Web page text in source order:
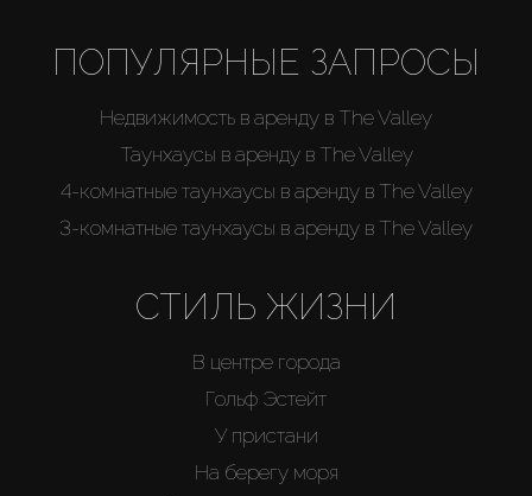
ПОПУЛЯРНЫЕ ЗАПРОСЫ
Недвижимость в аренду в The Valley
Таунхаусы в аренду в The Valley
4-комнатные таунхаусы в аренду в The Valley
3-комнатные таунхаусы в аренду в The Valley
СТИЛЬ ЖИЗНИ
В центре города
Гольф Эстейт
У пристани
На берегу моря